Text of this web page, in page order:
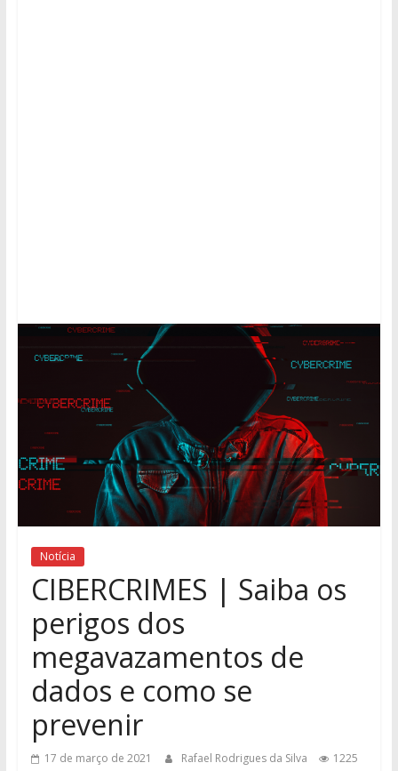
Notícia
CIBERCRIMES | Saiba os
perigos dos
megavazamentos de
dados e como se
prevenir
17 de março de 2021 Rafael Rodrigues da Silva
1225